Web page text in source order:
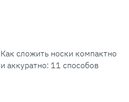
Как сложить носки компактно
и аккуратно: 11 способов